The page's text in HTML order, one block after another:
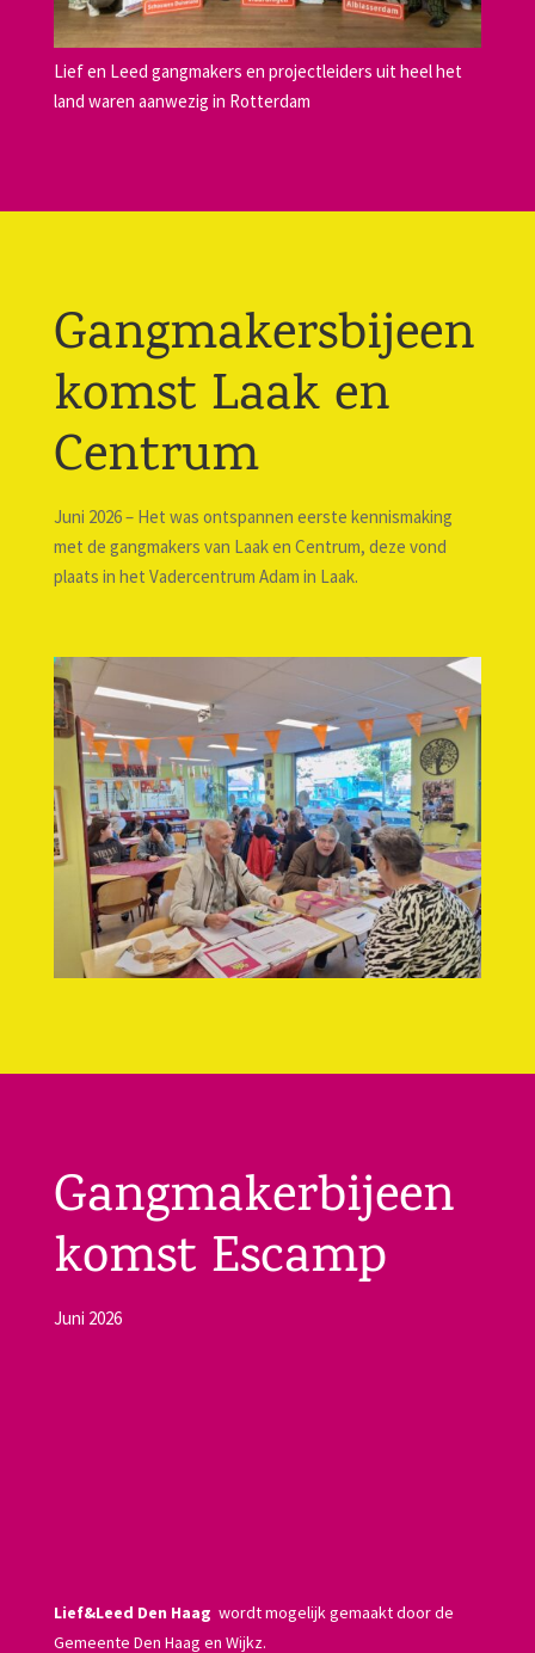
Lief en Leed gangmakers en projectleiders uit heel het
land waren aanwezig in Rotterdam
Gangmakersbijeen
komst Laak en
Centrum
Juni 2026 – Het was ontspannen eerste kennismaking
met de gangmakers van Laak en Centrum, deze vond
plaats in het Vadercentrum Adam in Laak.
Gangmakerbijeen
komst Escamp
Juni 2026
Lief&Leed Den Haag wordt mogelijk gemaakt door de
Gemeente Den Haag en Wijkz.